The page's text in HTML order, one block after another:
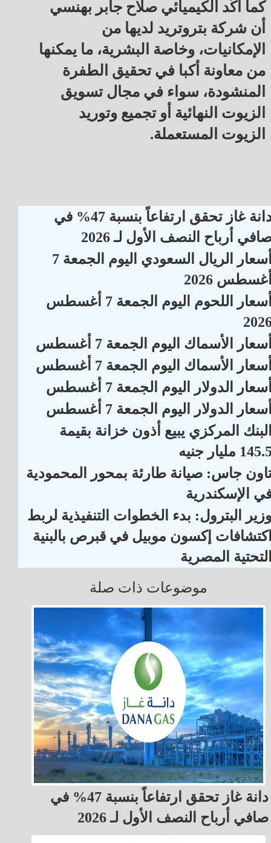
كما أكّد الكيميائي صلاح جابر بهنسي
أن شركة بتروتريد لديها من
الإمكانيات، وخاصة البشرية، ما يمكنها
من معاونة أكبا في تحقيق الطفرة
المنشودة، سواء في مجال تسويق
الزيوت النهائية أو تجميع وتوريد
الزيوت المستعملة.
دانة غاز تحقق ارتفاعاً بنسبة 47% في
أرباح النصف الأول لـ 2026
أسعار الريال السعودي اليوم الجمعة 7
2026
أسعار اللحوم اليوم الجمعة 7 أغسطس
الأسماك اليوم الجمعة 7 أغسطس
الأسماك اليوم الجمعة 7 أغسطس
الدولار اليوم الجمعة 7 أغسطس
الدولار اليوم الجمعة 7 أغسطس
المركزي يبيع أذون خزانة بقيمة
مليار جنيه
جاس: صيانة طارئة بمحور المحمودية
الإسكندرية
البترول: بدء الخطوات التنفيذية لربط
إكسون موبيل في قبرص بالبنية
المصرية
موضوعات ذات صلة
دانة غاز تحقق ارتفاعاً بنسبة 47% في
صافي أرباح النصف الأول لـ 2026